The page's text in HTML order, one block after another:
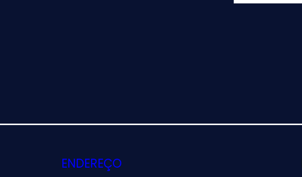
ENDEREÇO